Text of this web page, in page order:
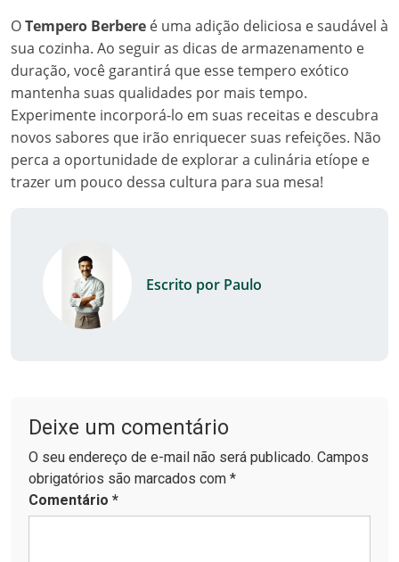
OTempero Berbere é uma adição deliciosa e saudável à
sua cozinha. Ao seguir as dicas de armazenamento e
duração, você garantirá que esse tempero exótico
mantenha suas qualidades por mais tempo.
Experimente incorporá-lo em suas receitas e descubra
novos sabores que irão enriquecer suas refeições. Não
perca a oportunidade de explorar a culinária etíope e
trazer um pouco dessa cultura para sua mesa!
Escrito por Paulo
Deixe um comentário
O seu endereço de e-mail não será publicado. Campos
obrigatórios são marcados com *
Comentário *